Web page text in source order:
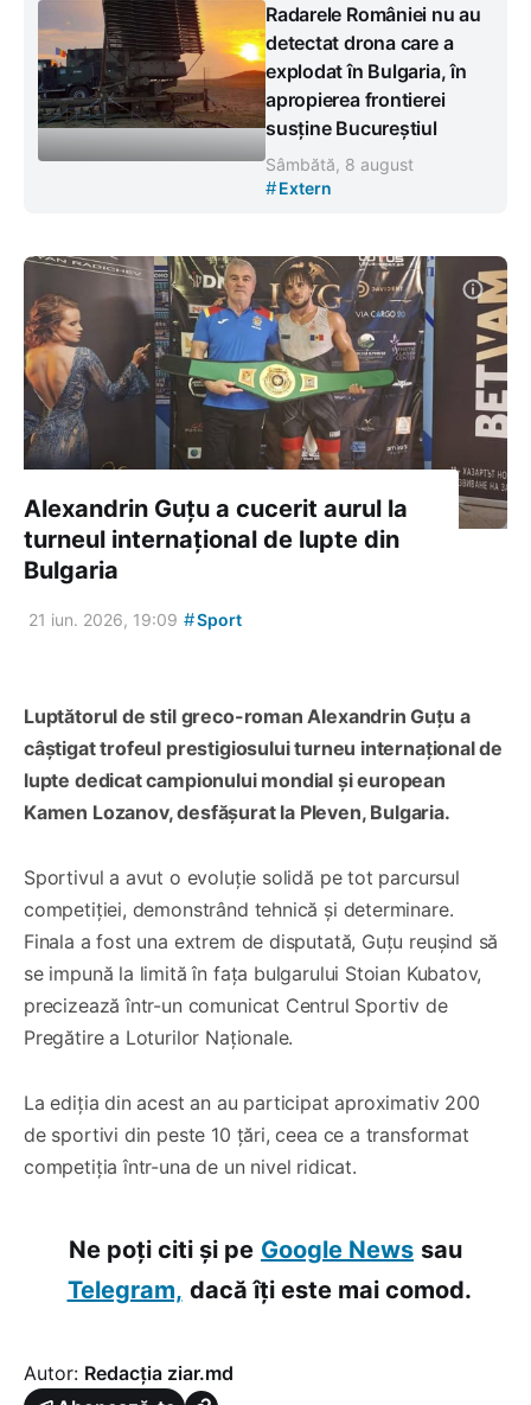
Radarele României nu au
detectat drona care a
explodat în Bulgaria, în
apropierea frontierei
susține Bucureștiul
Sâmbătă, 8 august
#Extern
Alexandrin Guțu a cucerit aurul la
turneul internațional de lupte din
Bulgaria
21 iun. 2026, 19:09 #Sport
Luptătorul de stil greco-roman Alexandrin Guțu a
câștigat trofeul prestigiosului turneu internațional de
lupte dedicat campionului mondial și european
Kamen Lozanov, desfășurat la Pleven, Bulgaria.
Sportivul a avut o evoluție solidă pe tot parcursul
competiției, demonstrând tehnică și determinare.
Finala a fost una extrem de disputată, Guțu reușind să
se impună la limită în fața bulgarului Stoian Kubatov,
precizează într-un comunicat Centrul Sportiv de
Pregătire a Loturilor Naționale.
La ediția din acest an au participat aproximativ 200
de sportivi din peste 10 țări, ceea ce a transformat
competiția într-una de un nivel ridicat.
Ne poți citi și pe Google News sau
Telegram, dacă îți este mai comod.
Autor: Redacția ziar.md